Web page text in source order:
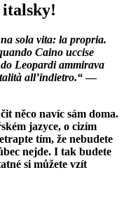
italsky!
sola vita: la propria.
Caino uccise
Leopardi ammirava
all’indietro.“—
něco navíc sám doma.
jazyce, o cizím
tím, že nebudete
nejde. I tak budete
si můžete vzít